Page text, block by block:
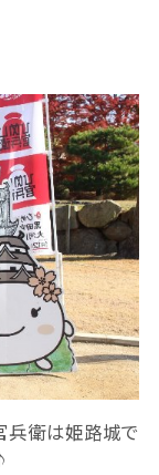
兵衛は姫路城で